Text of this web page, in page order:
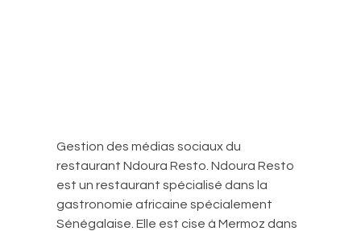
Gestion des médias sociaux du
restaurant Ndoura Resto. Ndoura Resto
est un restaurant spécialisé dans la
gastronomie africaine spécialement
Sénégalaise. Elle est cise à Mermoz dans